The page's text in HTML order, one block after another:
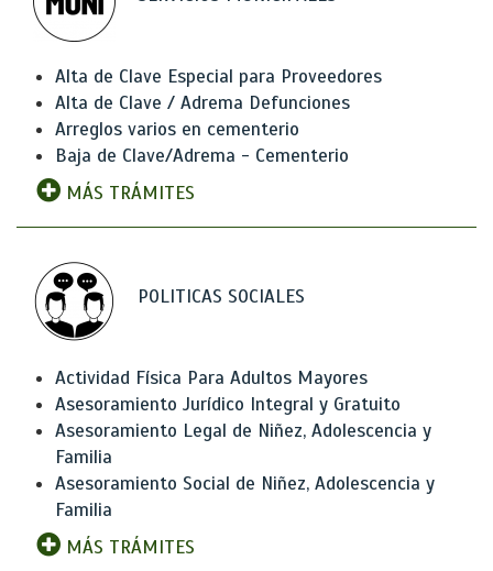
Alta de Clave Especial para Proveedores
Alta de Clave / Adrema Defunciones
Arreglos varios en cementerio
Baja de Clave/Adrema - Cementerio
MÁS TRÁMITES
POLITICAS SOCIALES
Actividad Física Para Adultos Mayores
Asesoramiento Jurídico Integral y Gratuito
Asesoramiento Legal de Niñez, Adolescencia y
Familia
Asesoramiento Social de Niñez, Adolescencia y
Familia
MÁS TRÁMITES